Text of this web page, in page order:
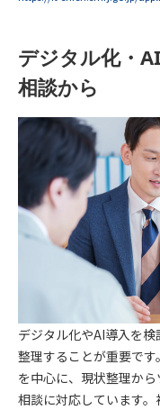
デジタル化・
相談から
デジタル化やAI導入を
整理することが重要で
を中心に、現状整理か
相談に対応しています。